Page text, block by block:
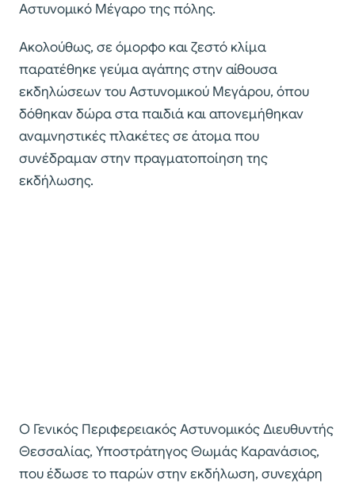
Αστυνομικό Μέγαρο της πόλης.
Ακολούθως, σε όμορφο και ζεστό κλίμα
παρατέθηκε γεύμα αγάπης στην αίθουσα
εκδηλώσεων του Αστυνομικού Μεγάρου, όπου
δόθηκαν δώρα στα παιδιά και απονεμήθηκαν
αναμνηστικές πλακέτες σε άτομα που
συνέδραμαν στην πραγματοποίηση της
εκδήλωσης.
Ο Γενικός Περιφερειακός Αστυνομικός Διευθυντής
Θεσσαλίας, Υποστράτηγος Θωμάς Καρανάσιος,
που έδωσε το παρών στην εκδήλωση, συνεχάρη